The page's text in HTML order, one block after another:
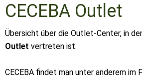
CECEBA Outlet
Übersicht über die Outlet-Center, in
Outlet vertreten ist.
CECEBA findet man unter anderem im